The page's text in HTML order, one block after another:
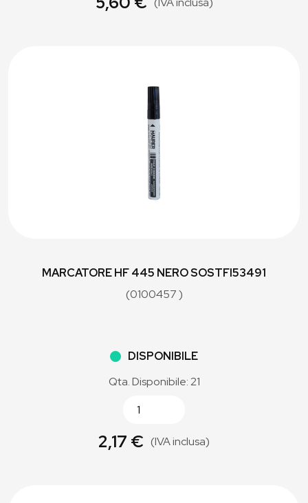
MARCATORE HF 445 NERO SOSTFI53491
(0100457 )
DISPONIBILE
Qta. Disponibile: 21
2,17 € (IVA inclusa)